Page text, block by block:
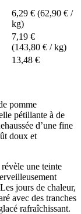
6,29 € (62,90 € /
kg)
7,19 €
(143,80 € / kg)
13,48 €
pomme
pétillante à de
d’une fine
doux et
une teinte
jours de chaleur,
avec des tranches
rafraîchissant.